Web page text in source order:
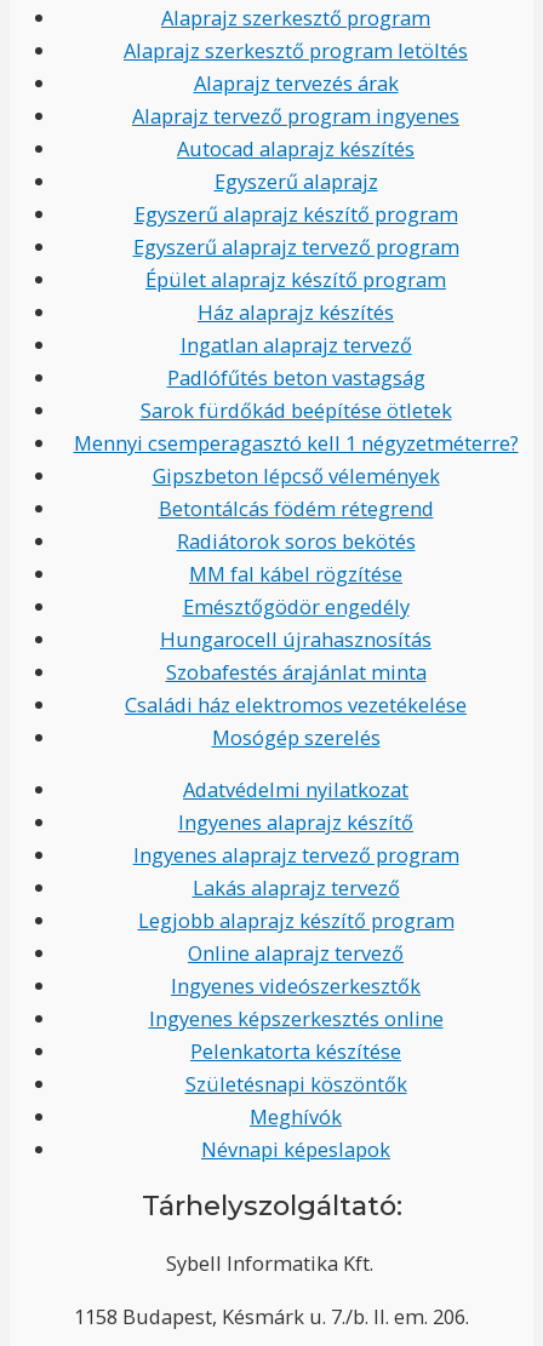
Alaprajz szerkesztő program
Alaprajz szerkesztő program letöltés
Alaprajz tervezés árak
Alaprajz tervező program ingyenes
Autocad alaprajz készítés
Egyszerű alaprajz
Egyszerű alaprajz készítő program
Egyszerű alaprajz tervező program
Épület alaprajz készítő program
Ház alaprajz készítés
Ingatlan alaprajz tervező
Padlófűtés beton vastagság
Sarok fürdőkád beépítése ötletek
Mennyi csemperagasztó kell 1 négyzetméterre?
Gipszbeton lépcső vélemények
Betontálcás födém rétegrend
Radiátorok soros bekötés
MM fal kábel rögzítése
Emésztőgödör engedély
Hungarocell újrahasznosítás
Szobafestés árajánlat minta
Családi ház elektromos vezetékelése
Mosógép szerelés
Adatvédelmi nyilatkozat
Ingyenes alaprajz készítő
Ingyenes alaprajz tervező program
Lakás alaprajz tervező
Legjobb alaprajz készítő program
Online alaprajz tervező
Ingyenes videószerkesztők
Ingyenes képszerkesztés online
Pelenkatorta készítése
Születésnapi köszöntők
Meghívók
Névnapi képeslapok
Tárhelyszolgáltató:
Sybell Informatika Kft.
1158 Budapest, Késmárk u. 7./b. II. em. 206.